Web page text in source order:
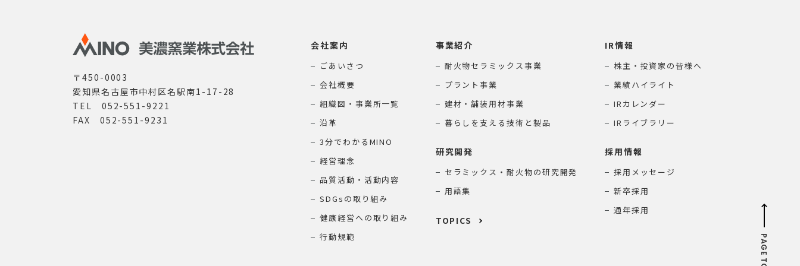
PAGE TOP
〒450-0003
愛知県名古屋市中村区名駅南1-17-28
TEL 052-551-9221
FAX 052-551-9231
会社案内
ごあいさつ
会社概要
組織図・事業所一覧
沿革
3分でわかるMINO
経営理念
品質活動・活動内容
SDGsの取り組み
健康経営への取り組み
行動規範
事業紹介
耐火物セラミックス事業
プラント事業
建材・舗装用材事業
暮らしを支える技術と製品
研究開発
セラミックス・耐火物の研究開発
用語集
TOPICS
IR情報
株主・投資家の皆様へ
業績ハイライト
IRカレンダー
IRライブラリー
採用情報
採用メッセージ
新卒採用
通年採用